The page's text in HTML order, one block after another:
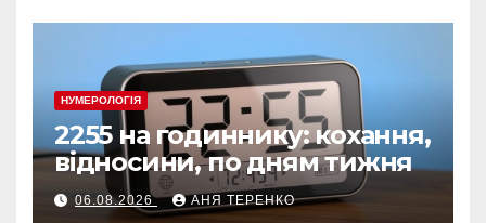
НУМЕРОЛОГІЯ
2255 на годиннику: кохання,
відносини, по дням тижня
06.08.2026 АНЯ ТЕРЕНКО